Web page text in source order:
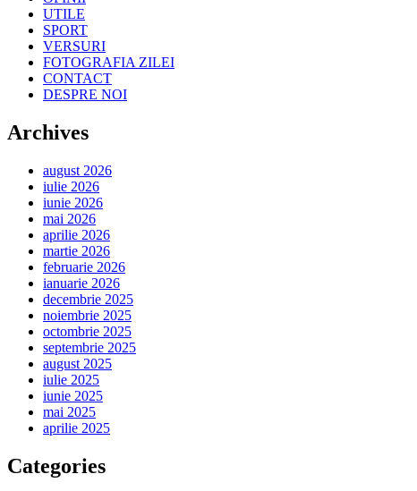
UTILE
SPORT
VERSURI
FOTOGRAFIA ZILEI
CONTACT
DESPRE NOI
Archives
august 2026
iulie 2026
iunie 2026
mai 2026
aprilie 2026
martie 2026
februarie 2026
ianuarie 2026
decembrie 2025
noiembrie 2025
octombrie 2025
septembrie 2025
august 2025
iulie 2025
iunie 2025
mai 2025
aprilie 2025
Categories